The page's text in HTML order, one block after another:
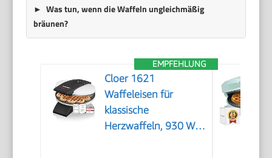
Was tun, wenn die Waffeln ungleichmäßig
bräunen?
EMPFEHLUNG
Cloer 1621
Waffeleisen für
klassische
Herzwaffeln, 930 W,